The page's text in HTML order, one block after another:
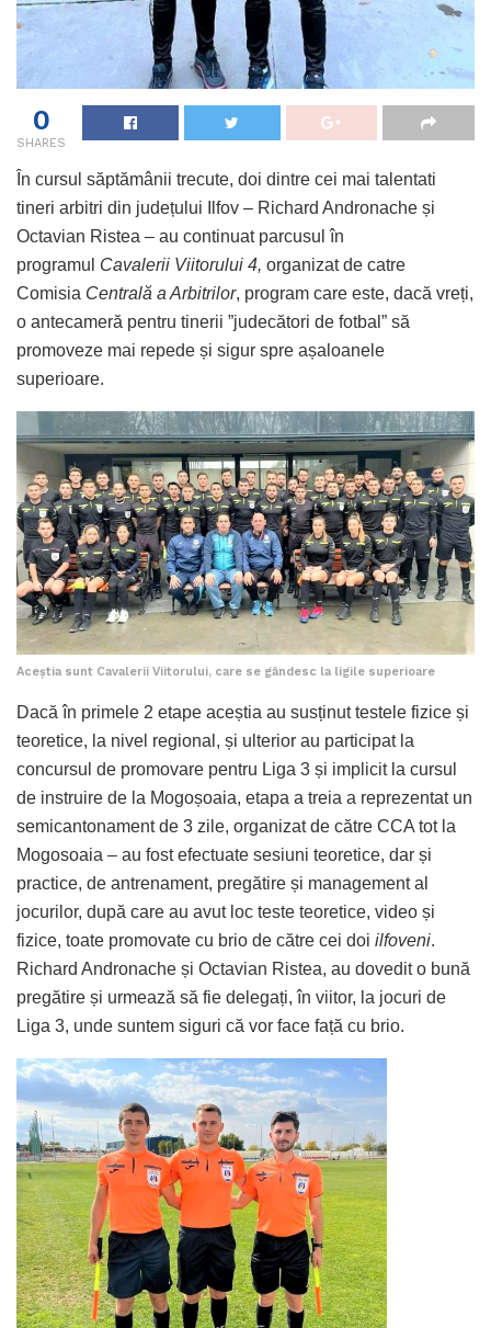
0
SHARES
În cursul săptămânii trecute, doi dintre cei mai talentati
tineri arbitri din județului Ilfov – Richard Andronache și
Octavian Ristea – au continuat parcusul în
programul Cavalerii Viitorului 4, organizat de catre
Comisia Centrală a Arbitrilor, program care este, dacă vreți,
o antecameră pentru tinerii ”judecători de fotbal” să
promoveze mai repede și sigur spre așaloanele
superioare.
Aceștia sunt Cavalerii Viitorului, care se gândesc la ligile superioare
Dacă în primele 2 etape aceștia au susținut testele fizice și
teoretice, la nivel regional, și ulterior au participat la
concursul de promovare pentru Liga 3 și implicit la cursul
de instruire de la Mogoșoaia, etapa a treia a reprezentat un
semicantonament de 3 zile, organizat de către CCA tot la
Mogosoaia – au fost efectuate sesiuni teoretice, dar și
practice, de antrenament, pregătire și management al
jocurilor, după care au avut loc teste teoretice, video și
fizice, toate promovate cu brio de către cei doi ilfoveni.
Richard Andronache și Octavian Ristea, au dovedit o bună
pregătire și urmează să fie delegați, în viitor, la jocuri de
Liga 3, unde suntem siguri că vor face față cu brio.